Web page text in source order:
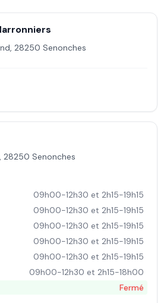
, 28250 Senonches
, 28250 Senonches
09h00-12h30 et 2h15-19h15
09h00-12h30 et 2h15-19h15
09h00-12h30 et 2h15-19h15
09h00-12h30 et 2h15-19h15
09h00-12h30 et 2h15-19h15
09h00-12h30 et 2h15-18h00
Fermé